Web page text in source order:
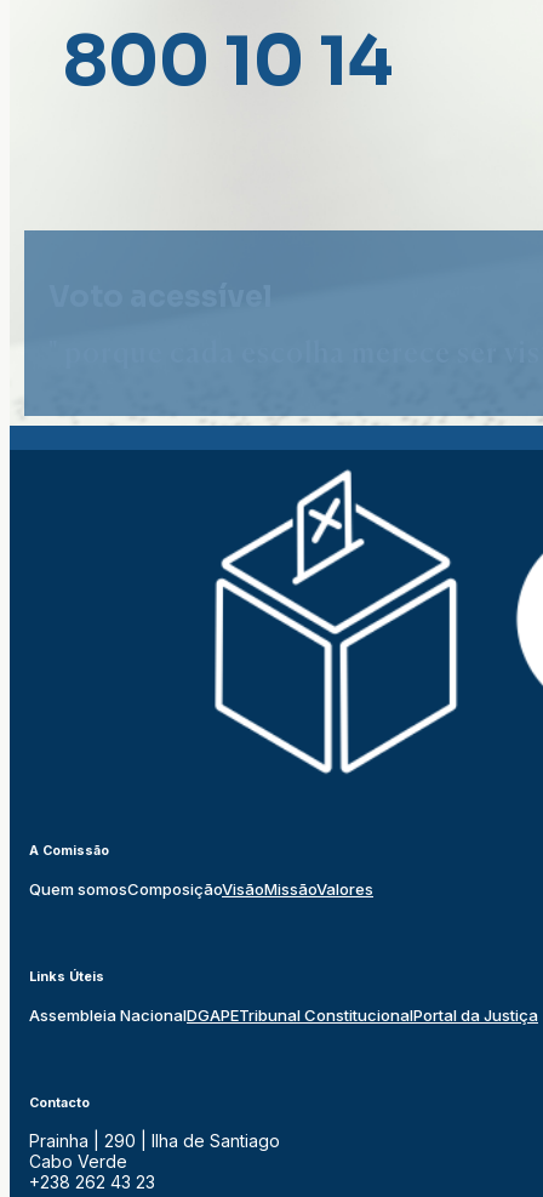
800 10 14
A Comissão
Quem somosComposiçãoVisãoMissãoValores
Links Úteis
Assembleia NacionalDGAPETribunal ConstitucionalPortal da Justiça
Contacto
Prainha | 290 | Ilha de Santiago
Cabo Verde
+238 262 43 23